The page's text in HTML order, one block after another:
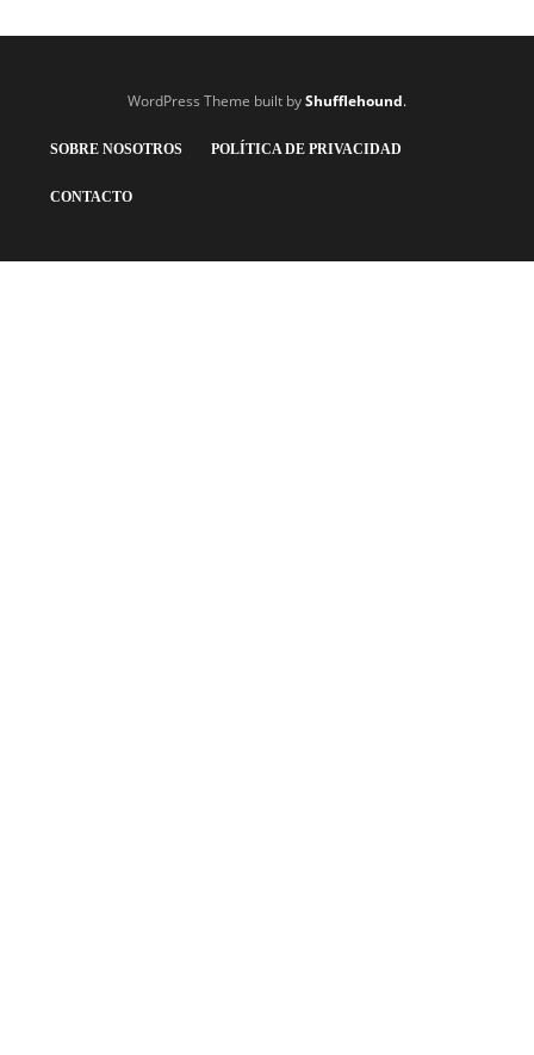
WordPress Theme built byShufflehound.
SOBRE NOSOTROS POLÍTICA DE PRIVACIDAD
CONTACTO